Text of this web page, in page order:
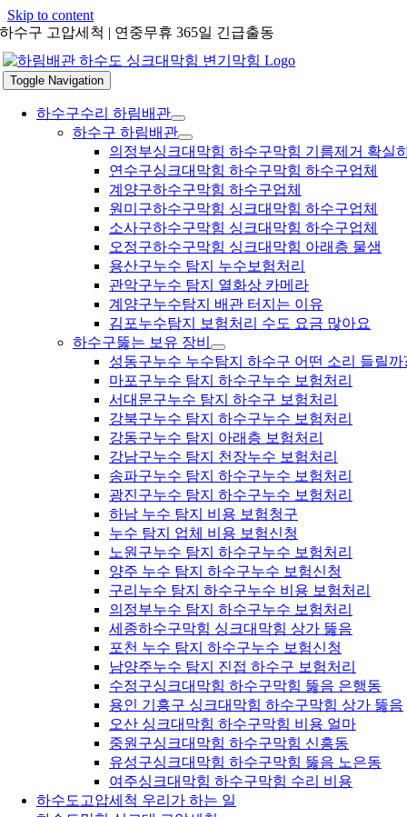
Skip to content
하수구 고압세척 | 연중무휴 365일 긴급출동
Toggle Navigation
하수구수리 하림배관
하수구 하림배관
의정부싱크대막힘 하수구막힘 기름제거 확실
연수구싱크대막힘 하수구막힘 하수구업체
계양구하수구막힘 하수구업체
원미구하수구막힘 싱크대막힘 하수구업체
소사구하수구막힘 싱크대막힘 하수구업체
오정구하수구막힘 싱크대막힘 아래층 물샘
용산구누수 탐지 누수보험처리
관악구누수 탐지 열화상 카메라
계양구누수탐지 배관 터지는 이유
김포누수탐지 보험처리 수도 요금 많아요
하수구뚫는 보유 장비
성동구누수 누수탐지 하수구 어떤 소리 들릴까
마포구누수 탐지 하수구누수 보험처리
서대문구누수 탐지 하수구 보험처리
강북구누수 탐지 하수구누수 보험처리
강동구누수 탐지 아래층 보험처리
강남구누수 탐지 천장누수 보험처리
송파구누수 탐지 하수구누수 보험처리
광진구누수 탐지 하수구누수 보험처리
하남 누수 탐지 비용 보험청구
누수 탐지 업체 비용 보험신청
노원구누수 탐지 하수구누수 보험처리
양주 누수 탐지 하수구누수 보험신청
구리누수 탐지 하수구누수 비용 보험처리
의정부누수 탐지 하수구누수 보험처리
세종하수구막힘 싱크대막힘 상가 뚫음
포천 누수 탐지 하수구누수 보험신청
남양주누수 탐지 진접 하수구 보험처리
수정구싱크대막힘 하수구막힘 뚫음 은행동
용인 기흥구 싱크대막힘 하수구막힘 상가 뚫음
오산 싱크대막힘 하수구막힘 비용 얼마
중원구싱크대막힘 하수구막힘 신흥동
유성구싱크대막힘 하수구막힘 뚫음 노은동
여주싱크대막힘 하수구막힘 수리 비용
하수도고압세척 우리가 하는 일